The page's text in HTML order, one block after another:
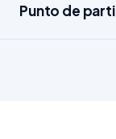
Punto de